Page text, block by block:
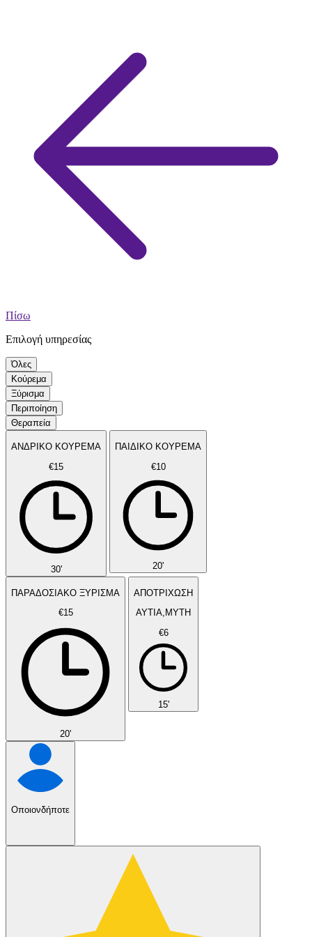
Πίσω
Επιλογή υπηρεσίας
Όλες
Κούρεμα
Ξύρισμα
Περιποίηση
Θεραπεία
ΑΝΔΡΙΚΟ ΚΟΥΡΕΜΑ
€15
30'
ΠΑΙΔΙΚΟ ΚΟΥΡΕΜΑ
€10
20'
ΠΑΡΑΔΟΣΙΑΚΟ ΞΥΡΙΣΜΑ
€15
20'
ΑΠΟΤΡΙΧΩΣΗ
ΑΥΤΙΑ,ΜΥΤΗ
€6
15'
Οποιονδήποτε